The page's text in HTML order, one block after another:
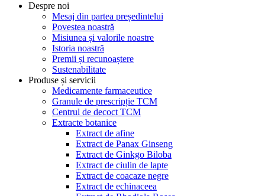
Despre noi
Mesaj din partea președintelui
Povestea noastră
Misiunea și valorile noastre
Istoria noastră
Premii și recunoaștere
Sustenabilitate
Produse și servicii
Medicamente farmaceutice
Granule de prescripție TCM
Centrul de decoct TCM
Extracte botanice
Extract de afine
Extract de Panax Ginseng
Extract de Ginkgo Biloba
Extract de ciulin de lapte
Extract de coacaze negre
Extract de echinaceea